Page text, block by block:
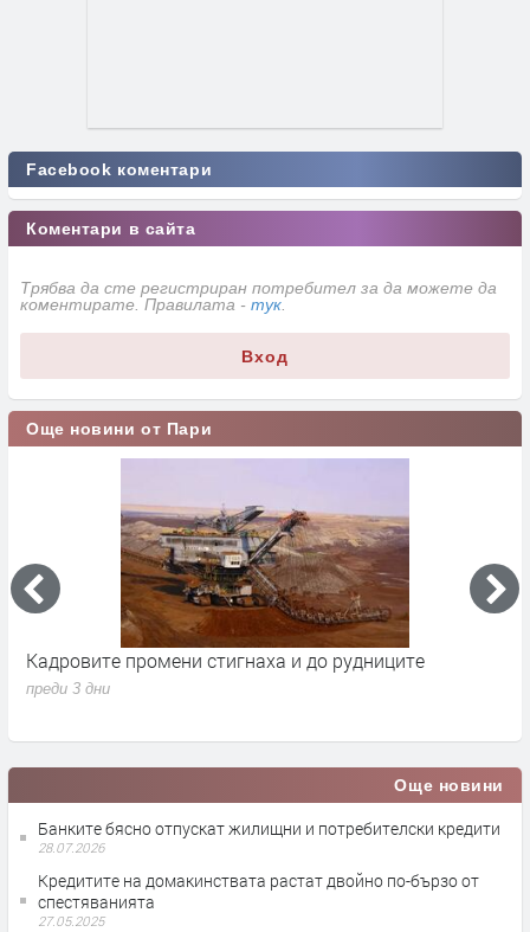
Facebook коментари
Коментари в сайта
Трябва да сте регистриран потребител за да можете да
коментирате. Правилата - тук
Вход
Още новини от Пари
Кадровите промени стигнаха и до рудниците
преди 3 дни
Още новини
Банките бясно отпускат жилищни и потребителски кредити
28.07.2026
Кредитите на домакинствата растат двойно по-бързо от
спестяванията
27.05.2025